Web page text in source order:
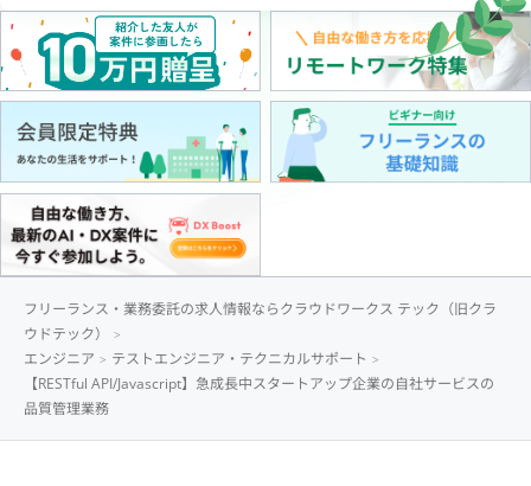
フリーランス・業務委託の求人情報ならクラウドワークス テック（旧クラ
ウドテック）
エンジニア
テストエンジニア・テクニカルサポート
【RESTful API/Javascript】急成長中スタートアップ企業の自社サービスの
品質管理業務